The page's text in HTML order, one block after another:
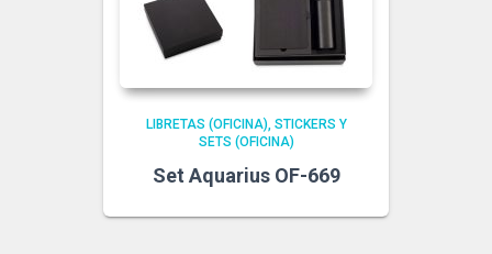
LIBRETAS (OFICINA) STICKERS Y
SETS (OFICINA)
Set Aquarius OF-669